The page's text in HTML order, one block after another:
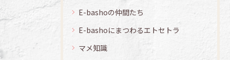
E-bashoの仲間たち
E-bashoにまつわるエトセトラ
マメ知識